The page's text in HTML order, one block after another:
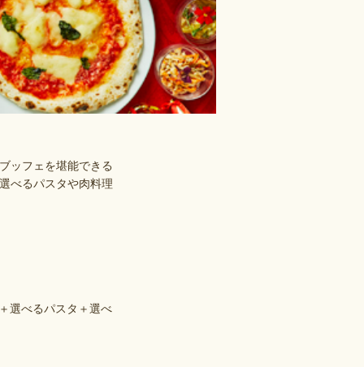
ッフェを堪能できる
べるパスタや肉料理
選べるパスタ＋選べ